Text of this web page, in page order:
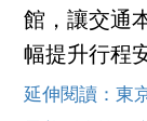
館，讓交通
幅提升行程
延伸閱讀：東